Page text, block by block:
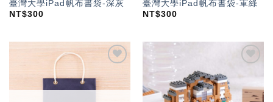
臺灣大學iPad帆布書袋-深灰
NT$300
臺灣大學iPad帆布書袋-軍綠
NT$300
望輕
望輕
單」